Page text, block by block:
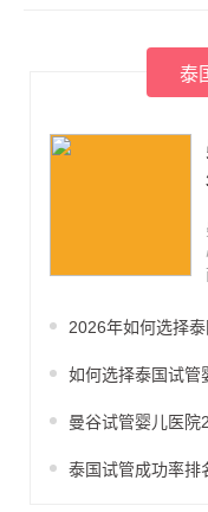
泰
2026年如何选择
如何选择泰国试管
曼谷试管婴儿医院
泰国试管成功率排